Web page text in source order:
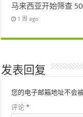
马来西亚开始筛查
1 周 ago
发表回复
您的电子邮箱地址不会被
评论*